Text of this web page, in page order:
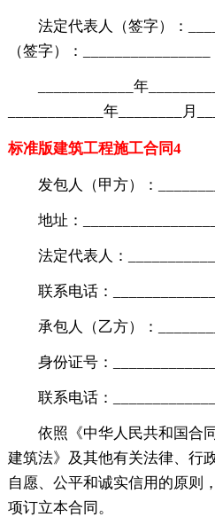
法定代表人（签字）：
（签字）：________________
____________年
____________年________月
标准版建筑工程施工合同4
发包人（甲方）：
地址：
法定代表人：
联系电话：
承包人（乙方）：
身份证号：
联系电话：
依照《中华人民共和国合
建筑法》及其他有关法律、行
自愿、公平和诚实信用的原则
项订立本合同。